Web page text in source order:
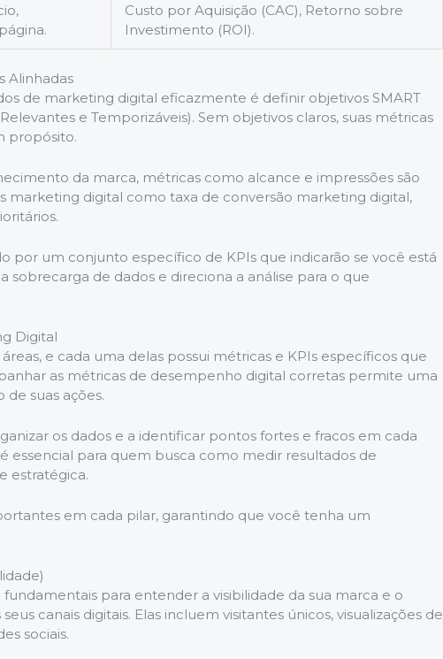
Custo por Aquisição (CAC), Retorno sobre
Investimento (ROI).
Alinhadas
de marketing digital eficazmente é definir objetivos SMART
e Temporizáveis). Sem objetivos claros, suas métricas
propósito.
da marca, métricas como alcance e impressões são
marketing digital como taxa de conversão marketing digital,
por um conjunto específico de KPIs que indicarão se você está
sobrecarga de dados e direciona a análise para o que
Digital
e cada uma delas possui métricas e KPIs específicos que
as métricas de desempenho digital corretas permite uma
suas ações.
os dados e a identificar pontos fortes e fracos em cada
essencial para quem busca como medir resultados de
estratégica.
em cada pilar, garantindo que você tenha um
para entender a visibilidade da sua marca e o
canais digitais. Elas incluem visitantes únicos, visualizações de
sociais.